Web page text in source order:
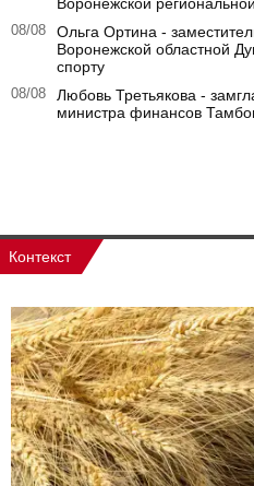
08/08
Ольга Ортина -
Воронежской областной
спорту
08/08
Любовь Третьякова -
министра финансов
Контекст